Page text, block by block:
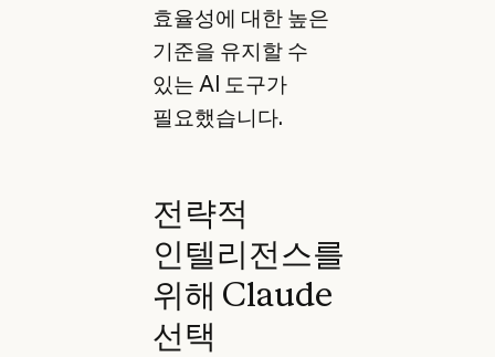
효율성에 대한 높은
기준을 유지할 수
있는 AI 도구가
필요했습니다.
전략적
인텔리전스를
위해 Claude
선택